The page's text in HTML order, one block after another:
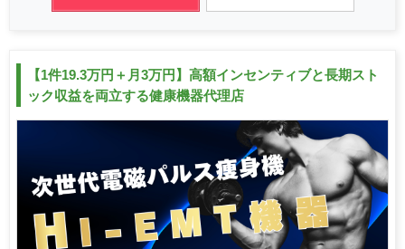
【1件19.3万円＋月3万円】高額インセンティブと長期スト
ック収益を両立する健康機器代理店